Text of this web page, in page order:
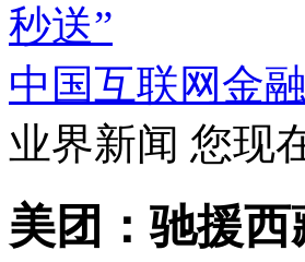
秒送”
中国互联网金
业界新闻 您现
美团：驰援